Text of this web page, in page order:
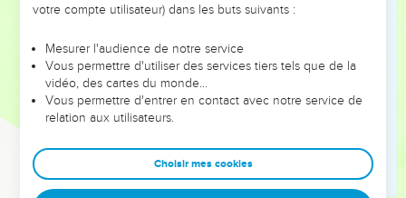
Jérémie, en la quatrième année de Jéhojakim fils de Josias
Ainsi a dit l'Eternel, le Dieu d'Israël, touchant toi, Baruc.
Tu as dit : malheur à moi ! car l'Eternel a ajouté la tristesse à
ma douleur ; je me suis lassé dans mon gémissement, et je
n'ai point trouvé de repos.
Tu lui diras ainsi : ainsi a dit l'Eternel : voici, je m'en vais
détruire ce que j'ai bâti, et arracher ce que j'ai planté, [savoir]
votre compte utilisateur) dans les buts suivants :
Mesurer l'audience de notre service
Vous permettre d'utiliser des services tiers tels que de la
vidéo, des cartes du monde…
Vous permettre d'entrer en contact avec notre service de
relation aux utilisateurs.
Choisir mes cookies